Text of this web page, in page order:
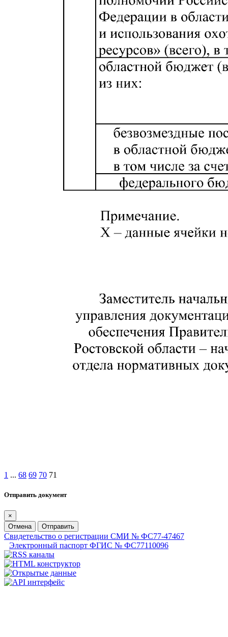
1 ... 68 69 70 71
Отправить документ
×
Отмена
Отправить
Свидетельство о регистрации СМИ № ФС77-47467
Электронный паспорт ФГИС № ФС77110096